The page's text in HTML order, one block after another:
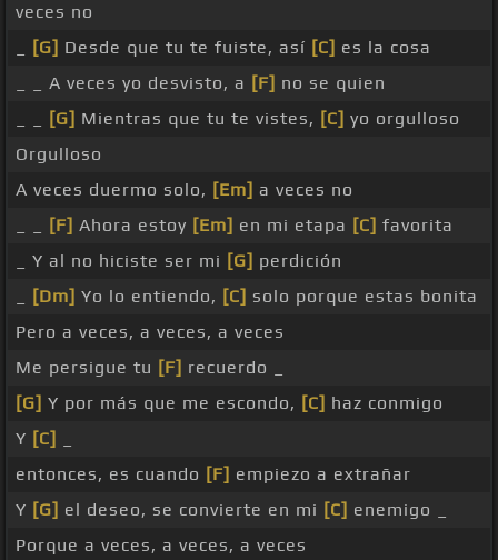
veces no
[G] Desde que tu te fuiste, así [C] es la cosa
_ _ A veces yo desvisto, a [F] no se quien
[G] Mientras que tu te vistes, [C] yo orgulloso
Orgulloso
A veces duermo solo, [Em] a veces no
[F] Ahora estoy [Em] en mi etapa [C] favorita
_ Y al no hiciste ser mi [G] perdición
[Dm] Yo lo entiendo, [C] solo porque estas bonita
Pero a veces, a veces, a veces
Me persigue tu [F] recuerdo _
[G] Y por más que me escondo, [C] haz conmigo
Y [C]
entonces, es cuando [F] empiezo a extrañar
Y [G] el deseo, se convierte en mi [C] enemigo _
Porque a veces, a veces, a veces